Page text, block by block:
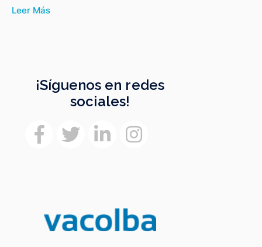
Leer Más
¡Síguenos en redes
sociales!